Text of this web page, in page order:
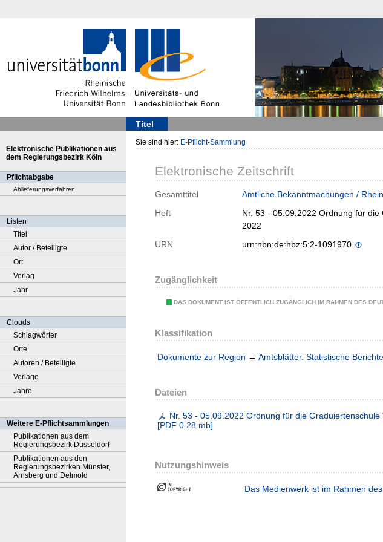
Titel
Elektronische Publikationen aus
dem Regierungsbezirk Köln
Pflichtabgabe
Ablieferungsverfahren
Listen
Titel
Autor / Beteiligte
Ort
Verlag
Jahr
Clouds
Schlagwörter
Orte
Autoren / Beteiligte
Verlage
Jahre
Weitere E-Pflichtsammlungen
Publikationen aus dem
Regierungsbezirk Düsseldorf
Publikationen aus den
Regierungsbezirken Münster,
Arnsberg und Detmold
Sie sind hier: E-Pflicht-Sammlung
Elektronische Zeitschrift
Gesamttitel
Amtliche Bekanntmachungen /
Heft
Nr. 53 - 05.09.2022 Ordnung für
2022
URN
urn:nbn:de:hbz:5:2-1091970
Zugänglichkeit
DAS DOKUMENT IST ÖFFENTLICH ZUGÄNGLICH IM RAHMEN DES
Klassifikation
Dokumente zur Region → Amtsblätter. Statistische Berichte
Dateien
Nr. 53 - 05.09.2022 Ordnung für die
[PDF 0.28 mb]
Nutzungshinweis
Das Medienwerk ist im Rahmen